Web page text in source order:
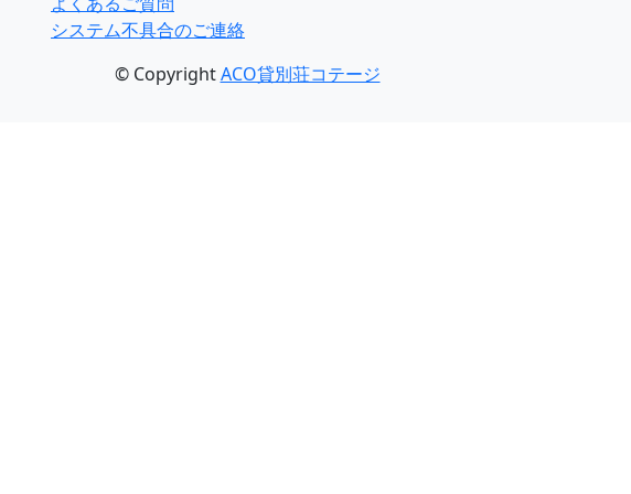
システム不具合のご連絡
© CopyrightACO貸別荘コテージ